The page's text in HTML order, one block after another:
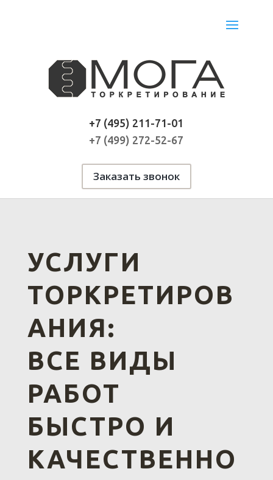
+7 (495) 211-71-01
+7 (499) 272-52-67
Заказать звонок
УСЛУГИ
ТОРКРЕТИРОВ
АНИЯ:
ВСЕ ВИДЫ
РАБОТ
БЫСТРО И
КАЧЕСТВЕННО